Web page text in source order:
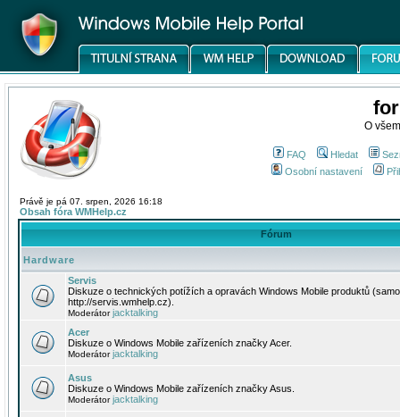
O
FAQ Hledat
Osobní nastavení
Právě je pá 07. srpen, 2026 16:18
Obsah fóra WMHelp.cz
Fórum
Hardware
Servis
Diskuze o technických potížích a opravách Windows Mobile produktů
http://servis.wmhelp.cz).
Moderátorjacktalking
Acer
Diskuze o Windows Mobile zařízeních značky Acer.
Moderátorjacktalking
Asus
Diskuze o Windows Mobile zařízeních značky Asus.
Moderátorjacktalking